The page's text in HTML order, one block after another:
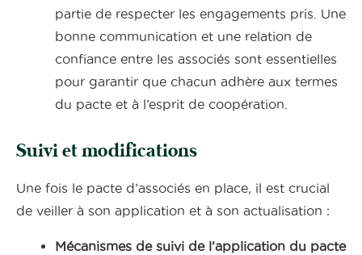
partie de respecter les engagements pris. Une
bonne communication et une relation de
confiance entre les associés sont essentielles
pour garantir que chacun adhère aux termes
du pacte et à l’esprit de coopération.
Suivi et modifications
Une fois le pacte d’associés en place, il est crucial
de veiller à son application et à son actualisation :
Mécanismes de suivi de l’application du pacte